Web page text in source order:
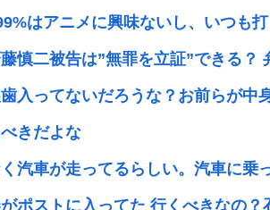
はアニメに興味ないし、いつも
慎二被告は”無罪を立証”できる？
入ってないだろうな？お前らが中
きだよな
汽車が走ってるらしい。汽車に乗
ポストに入ってた 行くべきなの？